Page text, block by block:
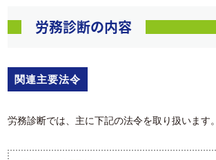
労務診断の内容
関連主要法令
労務診断では、主に下記の法令を取り扱います。